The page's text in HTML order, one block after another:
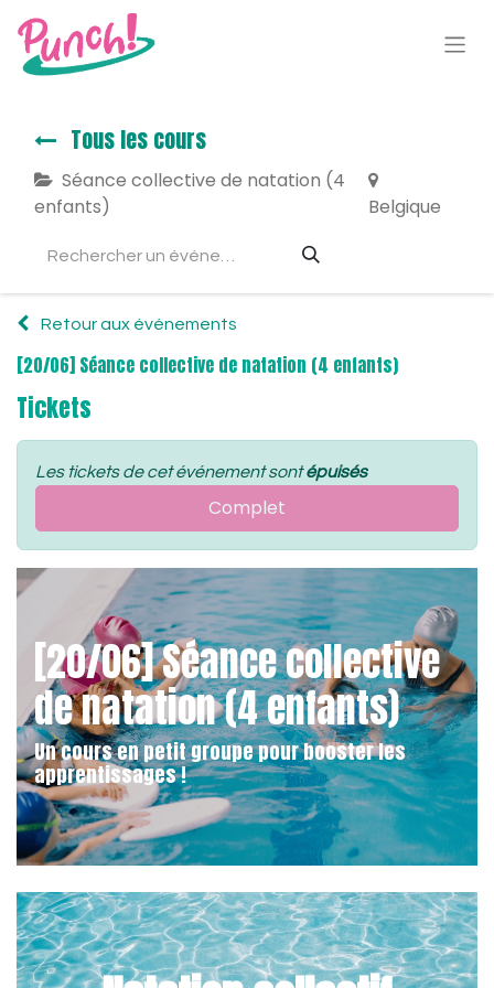
Tous les cours
Séance collective de natation (4
enfants)
Belgique
Retour aux événements
[20/06] Séance collective de natation (4 enfants)
Tickets
Les tickets de cet événement sontépuisés
Complet
[20/06] Séance collective
de natation (4 enfants)
Un cours en petit groupe pour booster les
apprentissages !